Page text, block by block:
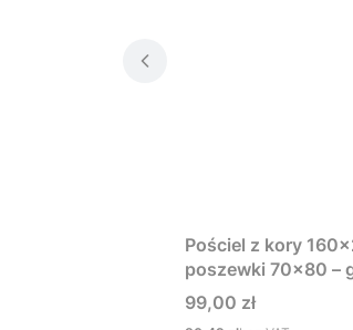
Pościel z kory
poszewki 70x80 –
Cena
99,00 zł